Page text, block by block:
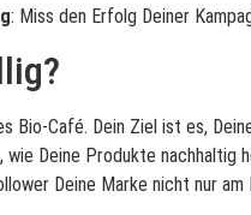
: Miss den Erfolg Deiner
Bio-Café. Dein Ziel ist es,
Deine Produkte
Deine Marke nicht nur